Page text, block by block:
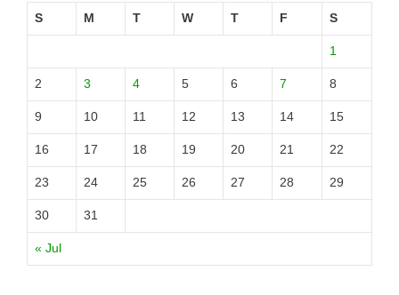
S M T W T F S
« Jul
1
2 3 4 5 6 7 8
9 10 11 12 13 14 15
16 17 18 19 20 21 22
23 24 25 26 27 28 29
30 31